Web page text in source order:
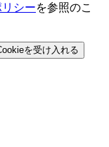
シーを参照のこ
を受け入れる